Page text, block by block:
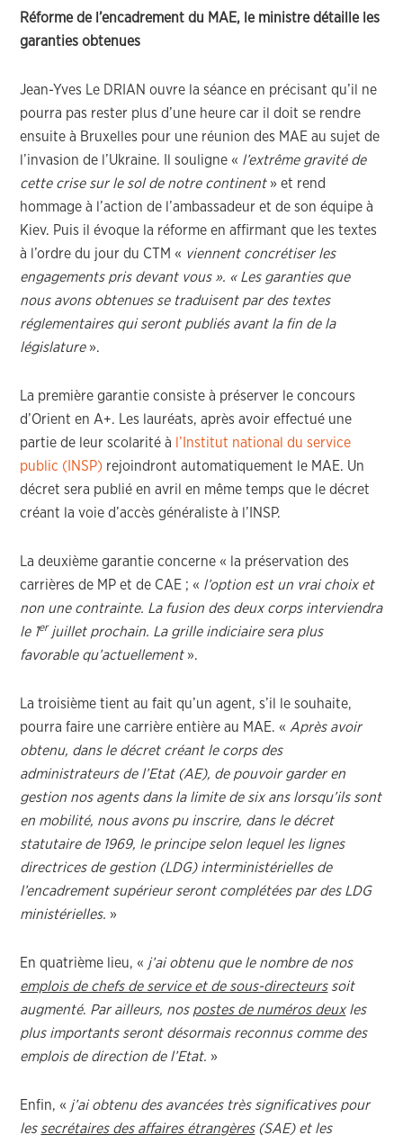
Réforme de l’encadrement du MAE, le ministre détaille les
garanties obtenues
Jean-Yves Le DRIAN ouvre la séance en précisant qu’il ne
pourra pas rester plus d’une heure car il doit se rendre
ensuite à Bruxelles pour une réunion des MAE au sujet de
l’invasion de l’Ukraine. Il souligne « l’extrême gravité de
cette crise sur le sol de notre continent » et rend
hommage à l’action de l’ambassadeur et de son équipe à
Kiev. Puis il évoque la réforme en affirmant que les textes
à l’ordre du jour du CTM « viennent concrétiser les
engagements pris devant vous ». « Les garanties que
nous avons obtenues se traduisent par des textes
réglementaires qui seront publiés avant la fin de la
législature».
La première garantie consiste à préserver le concours
d’Orient en A+. Les lauréats, après avoir effectué une
partie de leur scolarité à l’Institut national du service
public (INSP) rejoindront automatiquement le MAE. Un
décret sera publié en avril en même temps que le décret
créant la voie d’accès généraliste à l’INSP.
La deuxième garantie concerne « la préservation des
carrières de MP et de CAE ; « l’option est un vrai choix et
non une contrainte. La fusion des deux corps interviendra
le 1er juillet prochain. La grille indiciaire sera plus
favorable qu’actuellement».
La troisième tient au fait qu’un agent, s’il le souhaite,
pourra faire une carrière entière au MAE. « Après avoir
obtenu, dans le décret créant le corps des
administrateurs de l’Etat (AE), de pouvoir garder en
gestion nos agents dans la limite de six ans lorsqu’ils sont
en mobilité, nous avons pu inscrire, dans le décret
statutaire de 1969, le principe selon lequel les lignes
directrices de gestion (LDG) interministérielles de
l’encadrement supérieur seront complétées par des LDG
ministérielles. »
En quatrième lieu, « j’ai obtenu que le nombre de nos
emplois de chefs de service et de sous-directeurssoit
augmenté. Par ailleurs, nos postes de numéros deuxles
plus importants seront désormais reconnus comme des
emplois de direction de l’Etat. »
Enfin, « j’ai obtenu des avancées très significatives pour
les secrétaires des affaires étrangères(SAE) et les